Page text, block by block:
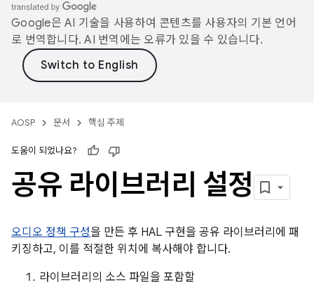
Google은 AI 기술을 사용하여 콘텐츠를 사용자의 기본 언어
로 번역합니다. AI 번역에는 오류가 있을 수 있습니다.
AOSP 문서 핵심 주제
도움이 되었나요?
공유 라이브러리 설정
오디오 정책 구성을 만든 후 HAL 구현을 공유 라이브러리에 패
키징하고, 이를 적절한 위치에 복사해야 합니다.
라이브러리의 소스 파일을 포함할